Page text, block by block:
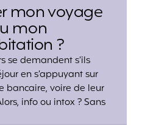
mon voyage
mon
?
se demandent s’ils
en s’appuyant sur
bancaire, voire de leur
info ou intox ? Sans